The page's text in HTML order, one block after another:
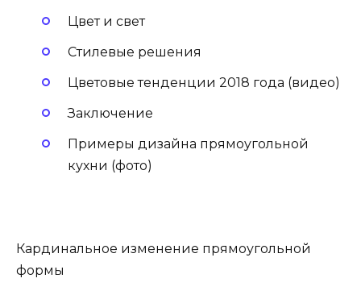
Цвет и свет
Стилевые решения
Цветовые тенденции 2018 года (видео)
Заключение
Примеры дизайна прямоугольной
кухни (фото)
Кардинальное изменение прямоугольной
формы